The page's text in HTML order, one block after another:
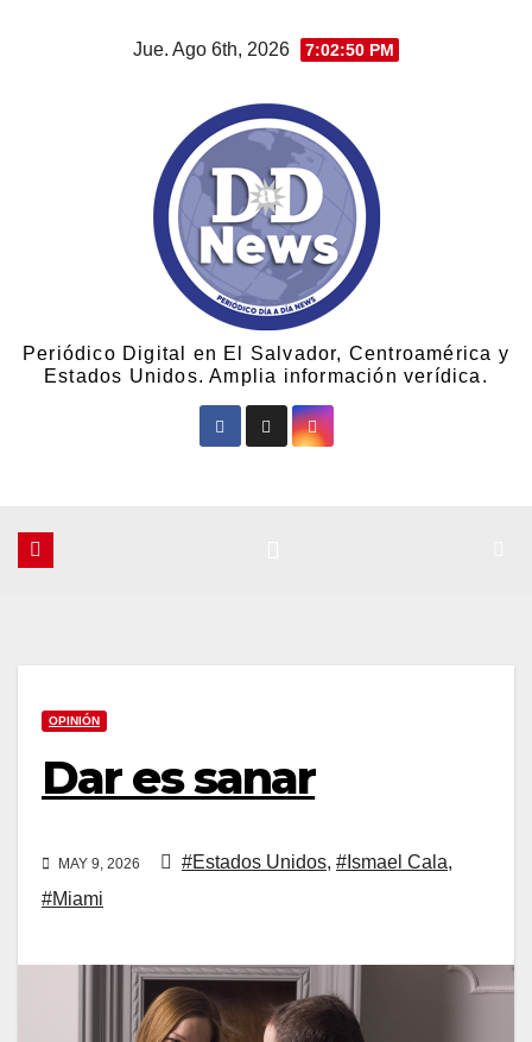
Jue. Ago 6th, 2026 7:02:51 PM
Periódico Digital en El Salvador, Centroamérica y
Estados Unidos. Amplia información verídica.
OPINIÓN
Dar es sanar
MAY 9, 2026 #Estados Unidos, #Ismael Cala,
#Miami